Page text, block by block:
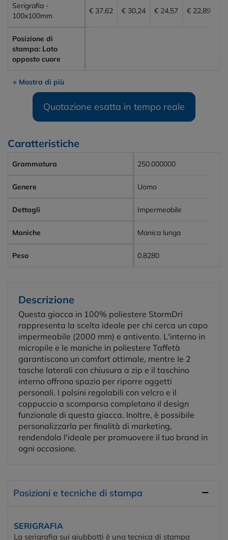
Serigrafia -
100x100mm
€ 37,62 € 30,24 € 24,57 € 22,89
Posizione di
stampa: Lato
opposto cuore
+ Mostra di più
Quotazione esatta in tempo reale
Caratteristiche
Grammatura 250.000000
Genere Uomo
Dettagli Impermeabile
Maniche Manica lunga
Peso 0.8280
Descrizione
Questa giacca in 100% poliestere StormDri
rappresenta la scelta ideale per chi cerca un capo
impermeabile (2000 mm) e antivento. L'interno in
micropile e le maniche in poliestere Taffetà
garantiscono un comfort ottimale, mentre le 2
tasche laterali con chiusura a zip e il taschino
interno offrono spazio per riporre oggetti
personali. I polsini regolabili con velcro e il
cappuccio a scomparsa completano il design
funzionale di questa giacca. Inoltre, è possibile
personalizzarla per finalità di marketing,
rendendola l'ideale per promuovere il tuo brand in
ogni occasione.
Posizioni e tecniche di stampa
SERIGRAFIA
La serigrafia sui giubbotti è una tecnica di stampa